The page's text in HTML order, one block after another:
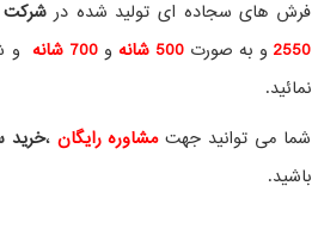
فرش های سجاده ای تولید شده در
2550 و به صورت 500 شانه و700 شانه
و
نمائید.
شما می توانید جهت مشاوره رایگان ،خرید
باشید.